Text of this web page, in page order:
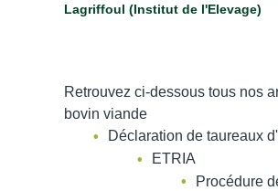
l'Elevage), Gilles Lagriffoul
Retrouvez ci-dessous tous
bovin lait et bovin viande
Déclaration de
ETRIA
Procédure